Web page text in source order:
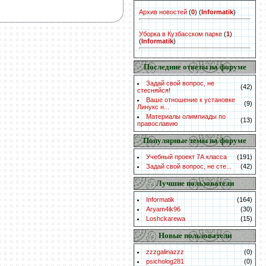
Архив новостей (0) (Informatik)
Уборка в Кузбасском парке (1)
(Informatik)
Последние ответы на форуме
Задай свой вопрос, не
стесняйся!
(42)
Ваше отношение к установке
Линукс н...
(9)
Материалы олимпиады по
православию
(13)
Популярные темы на форуме
Учебный проект 7А класса
(191)
Задай свой вопрос, не сте...
(42)
Лучшие пользователи
Informatik
(164)
Aryam4ik96
(30)
Loshckarewa
(15)
Новые пользователи
zzzgalinazzz
(0)
psicholog281
(0)